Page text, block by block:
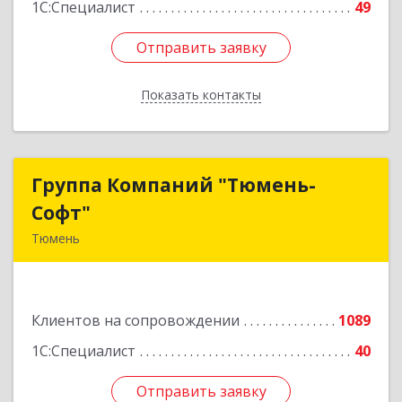
1С:Специалист
49
Отправить заявку
Показать контакты
Отправить заявку
Назад
Группа Компаний "Тюмень-
Софт"
Тюмень
Клиентов на сопровождении
1089
1С:Специалист
40
Отправить заявку
Группа Компаний "Тюмень-
Подробнее
Отправить заявку